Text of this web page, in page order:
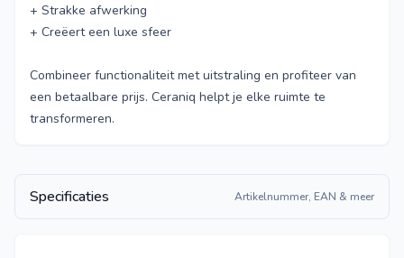
+ Strakke afwerking
+ Creëert een luxe sfeer
Combineer functionaliteit met uitstraling en profiteer van
een betaalbare prijs. Ceraniq helpt je elke ruimte te
transformeren.
Specificaties Artikelnummer, EAN & meer